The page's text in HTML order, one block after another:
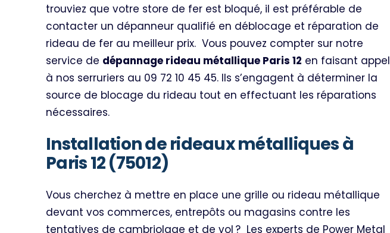
trouviez que votre store de fer est bloqué, il est préférable de
contacter un dépanneur qualifié en déblocage et réparation de
rideau de fer au meilleur prix. Vous pouvez compter sur notre
service de dépannage rideau métallique Paris 12 en faisant appel
à nos serruriers au 09 72 10 45 45. Ils s’engagent à déterminer la
source de blocage du rideau tout en effectuant les réparations
nécessaires.
Installation de rideaux métalliques à
Paris 12 (75012)
Vous cherchez à mettre en place une grille ou rideau métallique
devant vos commerces, entrepôts ou magasins contre les
tentatives de cambriolage et de vol ? Les experts de Power Metal